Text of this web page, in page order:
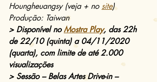
Houngheuangsy (veja + no site)
Produção: Taiwan
> Disponível no Mostra Play, das 22h
de 22/10 (quinta) a 04/11/2020
(quarta), com limite de até 2.000
visualizações
> Sessão – Belas Artes Drive-in –